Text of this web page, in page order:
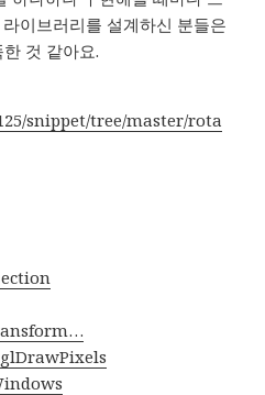
이브러리를 설계하신 분들은
것 같아요.
snippet/tree/master/rota